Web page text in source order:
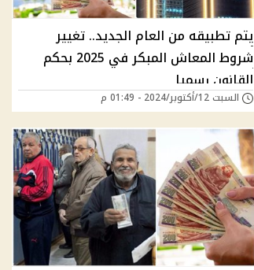
يتم تطبيقه من العام الجديد.. تغيير
شروط المعاش المبكر في 2025 بحكم
القانون رسميا
السبت 12/أكتوبر/2024 - 01:49 م